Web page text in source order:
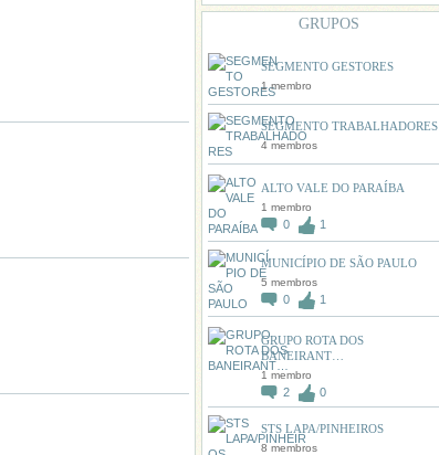
GRUPOS
SEGMENTO GESTORES
1 membro
SEGMENTO TRABALHADORES
4 membros
ALTO VALE DO PARAÍBA
1 membro
0 1
MUNICÍPIO DE SÃO PAULO
5 membros
0 1
GRUPO ROTA DOS
BANEIRANT…
1 membro
2 0
STS LAPA/PINHEIROS
8 membros